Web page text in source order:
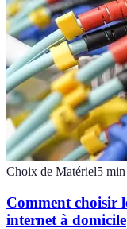
Choix de Matériel5 min
Comment choisir
internet à domicile